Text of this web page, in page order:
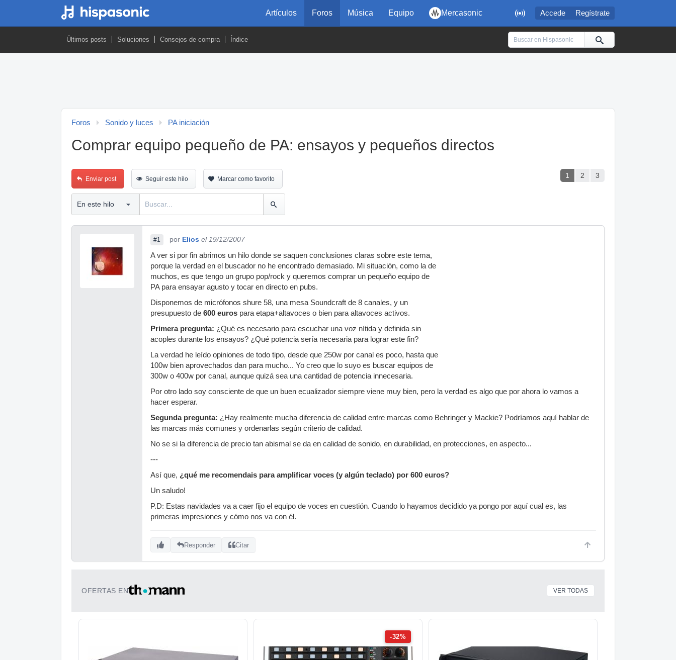
 Accede Regístrate
Artículos Foros Música Equipo Mercasonic
Últimos posts Soluciones Consejos de compra Índice
Foros Sonido y luces PA iniciación
Comprar equipo pequeño de PA: ensayos y pequeños directos
1 2 3
Enviar post Seguir este hilo Marcar como favorito
#1 por Elios el 19/12/2007
A ver si por fin abrimos un hilo donde se saquen conclusiones claras sobre este tema,
porque la verdad en el buscador no he encontrado demasiado. Mi situación, como la de
muchos, es que tengo un grupo pop/rock y queremos comprar un pequeño equipo de
PA para ensayar agusto y tocar en directo en pubs.
Disponemos de micrófonos shure 58, una mesa Soundcraft de 8 canales, y un
presupuesto de 600 euros para etapa+altavoces o bien para altavoces activos.
Primera pregunta: ¿Qué es necesario para escuchar una voz nítida y definida sin
acoples durante los ensayos? ¿Qué potencia sería necesaria para lograr este fin?
La verdad he leído opiniones de todo tipo, desde que 250w por canal es poco, hasta que
100w bien aprovechados dan para mucho... Yo creo que lo suyo es buscar equipos de
300w o 400w por canal, aunque quizá sea una cantidad de potencia innecesaria.
Por otro lado soy consciente de que un buen ecualizador siempre viene muy bien, pero la verdad es algo que por ahora lo vamos a
hacer esperar.
Segunda pregunta: ¿Hay realmente mucha diferencia de calidad entre marcas como Behringer y Mackie? Podríamos aquí hablar de
las marcas más comunes y ordenarlas según criterio de calidad.
No se si la diferencia de precio tan abismal se da en calidad de sonido, en durabilidad, en protecciones, en aspecto...
---
Así que, ¿qué me recomendais para amplificar voces (y algún teclado) por 600 euros?
Un saludo!
P.D: Estas navidades va a caer fijo el equipo de voces en cuestión. Cuando lo hayamos decidido ya pongo por aquí cual es, las
primeras impresiones y cómo nos va con él.
Responder Citar
OFERTAS EN VER TODAS
-32%